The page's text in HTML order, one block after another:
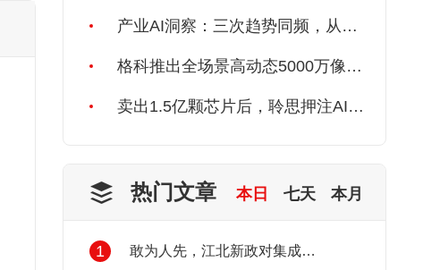
产业AI洞察：三次趋势同频，从产线生长出来的 AI 范式
格科推出全场景高动态5000万像素手机图像传感器GC50B5
卖出1.5亿颗芯片后，聆思押注AI推理芯片
热门文章 本日 七天 本月
1 敢为人先，江北新政对集成电路产业发展的利好